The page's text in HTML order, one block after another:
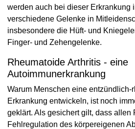
werden auch bei dieser Erkrankung
verschiedene Gelenke in
insbesondere die Hüft- und
Finger- und Zehengelenke.
Rheumatoide Arthritis - eine
Autoimmunerkrankung
Warum Menschen eine entzündlich-
Erkrankung entwickeln, ist noch
geklärt. Als gesichert gilt, dass allen
Fehlregulation des körpereigenen